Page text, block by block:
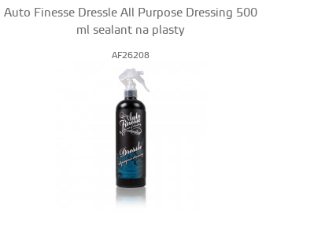
Auto Finesse Dressle All Purpose Dressing 500
ml sealant na plasty
AF26208